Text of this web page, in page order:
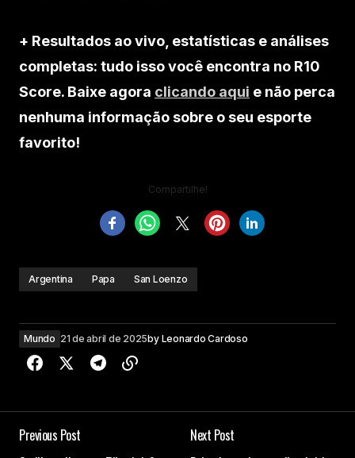
+ Resultados ao vivo, estatísticas e análises
completas: tudo isso você encontra no R10
Score. Baixe agora clicando aqui e não perca
nenhuma informação sobre o seu esporte
favorito!
Compartilhe!
Argentina Papa San Loenzo
Mundo 21 de abril de 2025by Leonardo Cardoso
Previous Post
Next Post